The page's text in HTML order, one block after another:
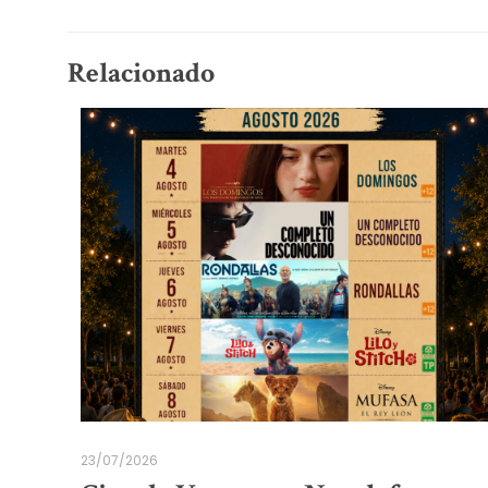
Relacionado
23/07/2026